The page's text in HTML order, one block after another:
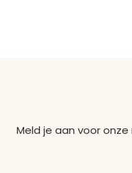
Meld je aan voor